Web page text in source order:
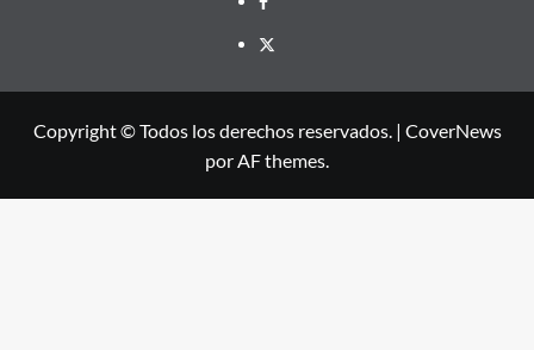
X
Copyright © Todos los derechos reservados. | CoverNews
por AF themes.